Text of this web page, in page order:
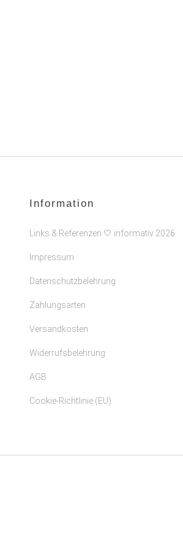
Information
Links & Referenzen 🤍 informativ 2026
Impressum
Datenschutzbelehrung
Zahlungsarten
Versandkosten
Widerrufsbelehrung
AGB
Cookie-Richtlinie (EU)